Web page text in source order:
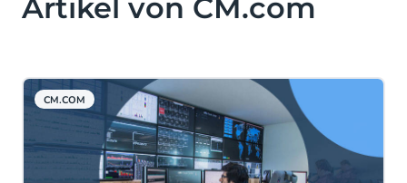
Artikel von CM.com
CM.COM